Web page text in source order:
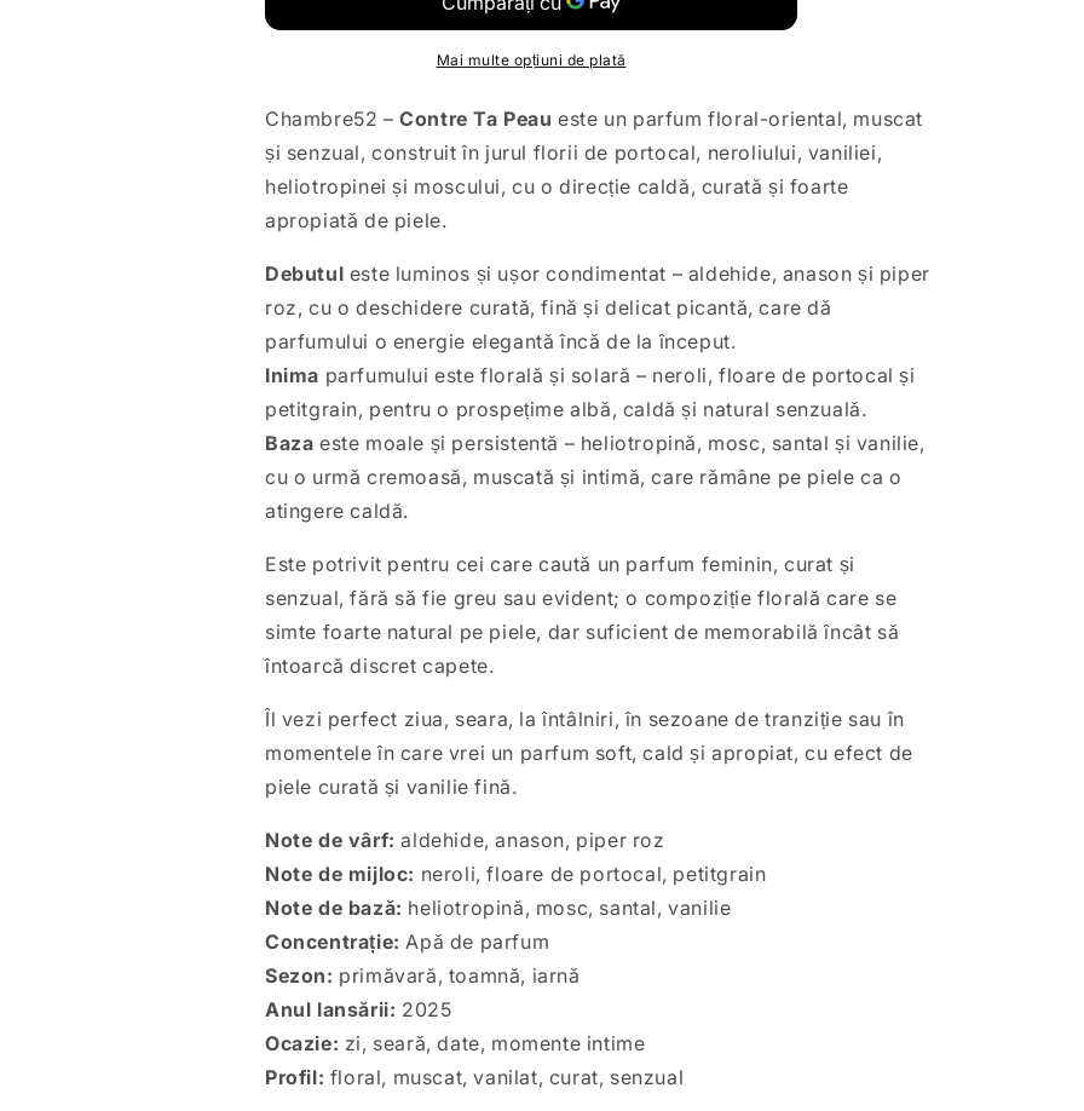
Contre
Contre
Mai multe opțiuni de plată
Chambre52 –Contre Ta Peau este un parfum floral-oriental, muscat
și senzual, construit în jurul florii de portocal, neroliului, vaniliei,
heliotropinei și moscului, cu o direcție caldă, curată și foarte
apropiată de piele.
Debutul este luminos și ușor condimentat – aldehide, anason și piper
roz, cu o deschidere curată, fină și delicat picantă, care dă
parfumului o energie elegantă încă de la început.
Inima parfumului este florală și solară – neroli, floare de portocal și
petitgrain, pentru o prospețime albă, caldă și natural senzuală.
Baza este moale și persistentă – heliotropină, mosc, santal și vanilie,
cu o urmă cremoasă, muscată și intimă, care rămâne pe piele ca o
atingere caldă.
Este potrivit pentru cei care caută un parfum feminin, curat și
senzual, fără să fie greu sau evident; o compoziție florală care se
simte foarte natural pe piele, dar suficient de memorabilă încât să
întoarcă discret capete.
Îl vezi perfect ziua, seara, la întâlniri, în sezoane de tranziție sau în
momentele în care vrei un parfum soft, cald și apropiat, cu efect de
piele curată și vanilie fină.
Note de vârf: aldehide, anason, piper roz
Note de mijloc: neroli, floare de portocal, petitgrain
Note de bază: heliotropină, mosc, santal, vanilie
Concentrație: Apă de parfum
Sezon: primăvară, toamnă, iarnă
Anul lansării: 2025
Ocazie: zi, seară, date, momente intime
Profil: floral, muscat, vanilat, curat, senzual